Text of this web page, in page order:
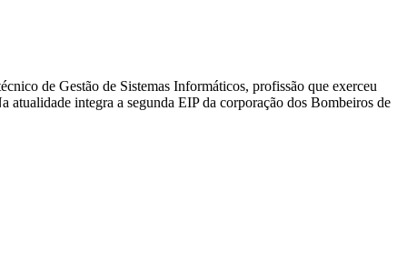
de Gestão de Sistemas Informáticos, profissão que exerceu
atualidade integra a segunda EIP da corporação dos Bombeiros de